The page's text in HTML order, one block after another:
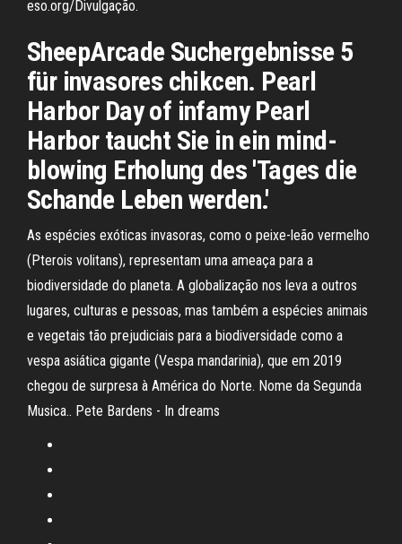
eso.org/Divulgação.
SheepArcade Suchergebnisse 5
für invasores chikcen. Pearl
Harbor Day of infamy Pearl
Harbor taucht Sie in ein mind-
blowing Erholung des 'Tages die
Schande Leben werden.'
As espécies exóticas invasoras, como o peixe-leão vermelho
(Pterois volitans), representam uma ameaça para a
biodiversidade do planeta. A globalização nos leva a outros
lugares, culturas e pessoas, mas também a espécies animais
e vegetais tão prejudiciais para a biodiversidade como a
vespa asiática gigante (Vespa mandarinia), que em 2019
chegou de surpresa à América do Norte. Nome da Segunda
Musica.. Pete Bardens - In dreams